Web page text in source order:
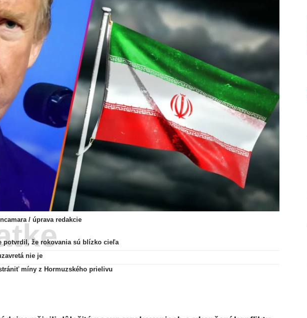
/ úprava redakcie
potvrdil, že rokovania sú blízko cieľa
nie je
míny z Hormuzského prielivu